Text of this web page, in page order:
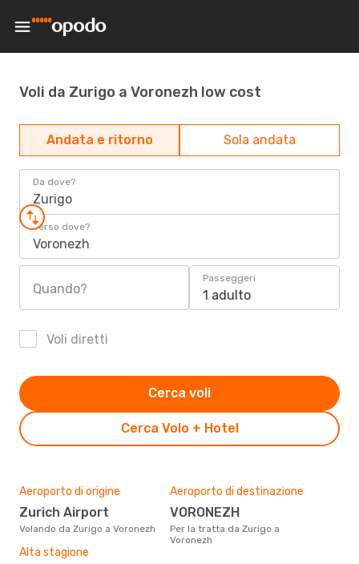
Voli da Zurigo a Voronezh low cost
Andata e ritorno Sola andata
Da dove?
Zurigo
Verso dove?
Voronezh
Quando?
Passeggeri
1 adulto
Voli diretti
Cerca Volo + Hotel
Cerca voli
Aeroporto di origine
Zurich Airport
Volando da Zurigo a Voronezh
Aeroporto di destinazione
VORONEZH
Per la tratta da Zurigo a
Voronezh
Alta stagione